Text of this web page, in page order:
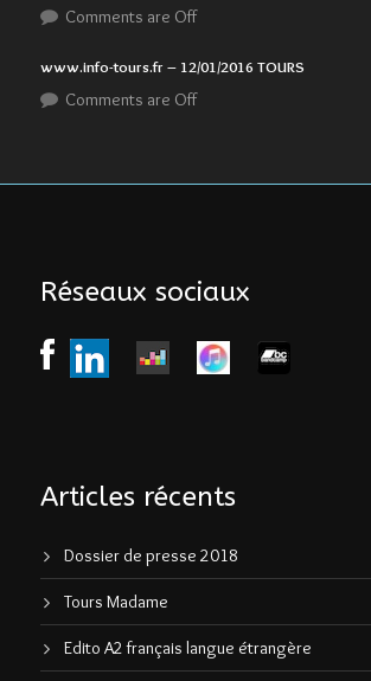
Comments are Off
www.info-tours.fr – 12/01/2016 TOURS
Comments are Off
Réseaux sociaux
Articles récents
Dossier de presse 2018
Tours Madame
Edito A2 français langue étrangère